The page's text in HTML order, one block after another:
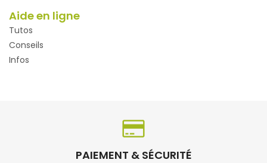
Aide en ligne
Tutos
Conseils
Infos
PAIEMENT & SÉCURITÉ